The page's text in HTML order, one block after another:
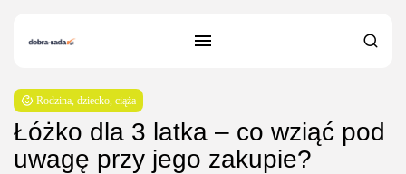
Rodzina, dziecko, ciąża
Łóżko dla 3 latka – co wziąć pod
uwagę przy jego zakupie?